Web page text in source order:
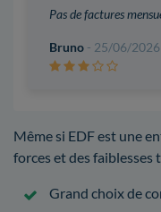
Pas de factures
Bruno - 25/06/2026
Même si EDF est une
forces et des
Grand choix de